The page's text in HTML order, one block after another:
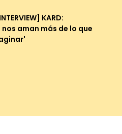
KARD:
aman más de lo que